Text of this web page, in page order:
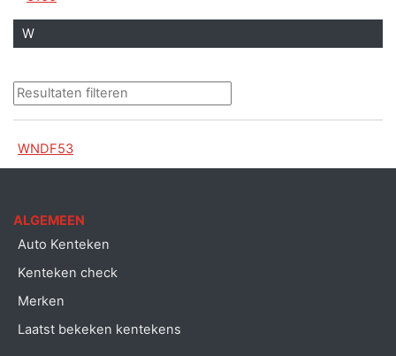
W
WNDF53
ALGEMEEN
Auto Kenteken
Kenteken check
Merken
Laatst bekeken kentekens